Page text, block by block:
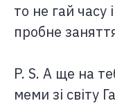
то не гай часу
пробне
P. S. А ще на
меми зі світу